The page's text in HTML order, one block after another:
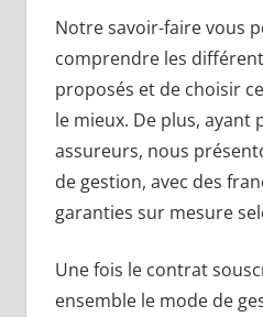
Notre savoir-faire vous
comprendre les
proposés et de choisir
le mieux. De plus, ayant
assureurs, nous
de gestion, avec des
garanties sur mesure
Une fois le contrat
ensemble le mode de